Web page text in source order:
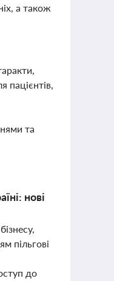
а також
пацієнтів,
та
нові
пільгові
до